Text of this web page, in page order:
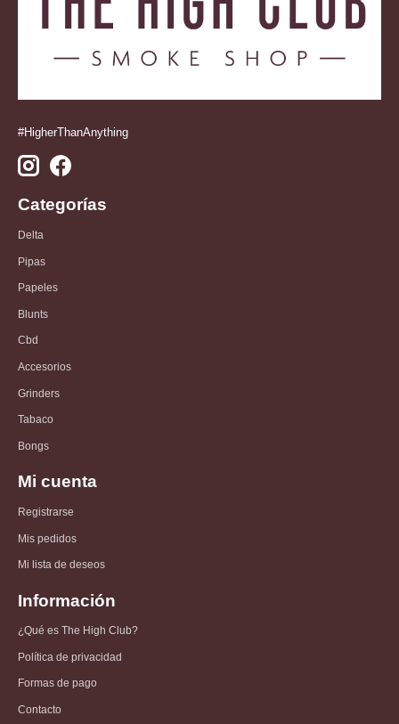
#HigherThanAnything
Categorías
Delta
Pipas
Papeles
Blunts
Cbd
Accesorios
Grinders
Tabaco
Bongs
Mi cuenta
Registrarse
Mis pedidos
Mi lista de deseos
Información
¿Qué es The High Club?
Política de privacidad
Formas de pago
Contacto